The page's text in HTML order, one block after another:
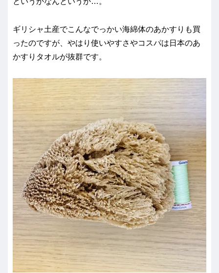
ギリシャ土産でこんなでっかい海綿体のあかすりも買
ったのですが、やはり使いやすさやコスパは日本のあ
かすりタオルが抜群です。